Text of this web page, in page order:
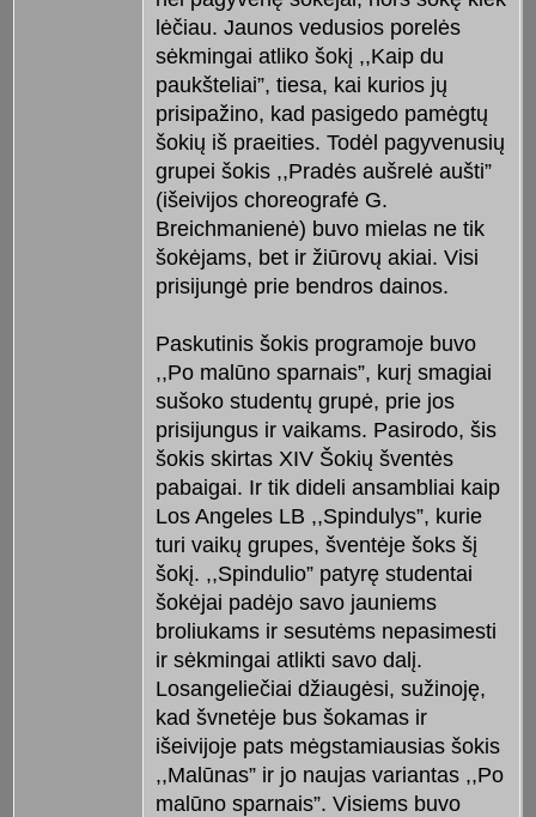
lėčiau. Jaunos vedusios porelės
sėkmingai atliko šokį ,,Kaip du
paukšteliai”, tiesa, kai kurios jų
prisipažino, kad pasigedo pamėgtų
šokių iš praeities. Todėl pagyvenusių
grupei šokis ,,Pradės aušrelė aušti”
(išeivijos choreografė G.
Breichmanienė) buvo mielas ne tik
šokėjams, bet ir žiūrovų akiai. Visi
prisijungė prie bendros dainos.
Paskutinis šokis programoje buvo
,,Po malūno sparnais”, kurį smagiai
sušoko studentų grupė, prie jos
prisijungus ir vaikams. Pasirodo, šis
šokis skirtas XIV Šokių šventės
pabaigai. Ir tik dideli ansambliai kaip
Los Angeles LB ,,Spindulys”, kurie
turi vaikų grupes, šventėje šoks šį
šokį. ,,Spindulio” patyrę studentai
šokėjai padėjo savo jauniems
broliukams ir sesutėms nepasimesti
ir sėkmingai atlikti savo dalį.
Losangeliečiai džiaugėsi, sužinoję,
kad švnetėje bus šokamas ir
išeivijoje pats mėgstamiausias šokis
,,Malūnas” ir jo naujas variantas ,,Po
malūno sparnais”. Visiems buvo